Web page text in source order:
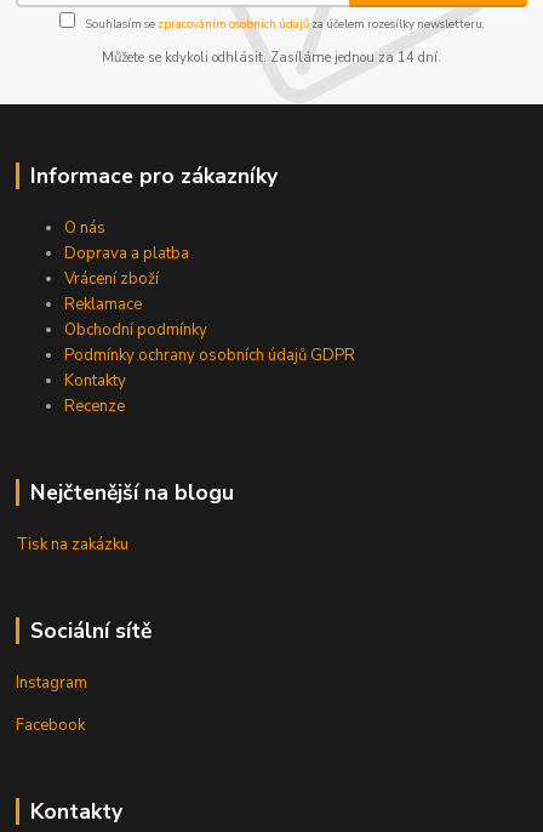
Souhlasím se zpracováním osobních údajůza účelem rozesílky newsletteru.
Můžete se kdykoli odhlásit. Zasíláme jednou za 14 dní.
Informace pro zákazníky
O nás
Doprava a platba
Vrácení zboží
Reklamace
Obchodní podmínky
Podmínky ochrany osobních údajů GDPR
Kontakty
Recenze
Nejčtenější na blogu
Tisk na zakázku
Sociální sítě
Instagram
Facebook
Kontakty